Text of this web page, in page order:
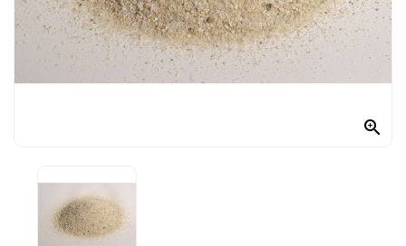
OCZKO
WODNE
(SPRZĘT)
